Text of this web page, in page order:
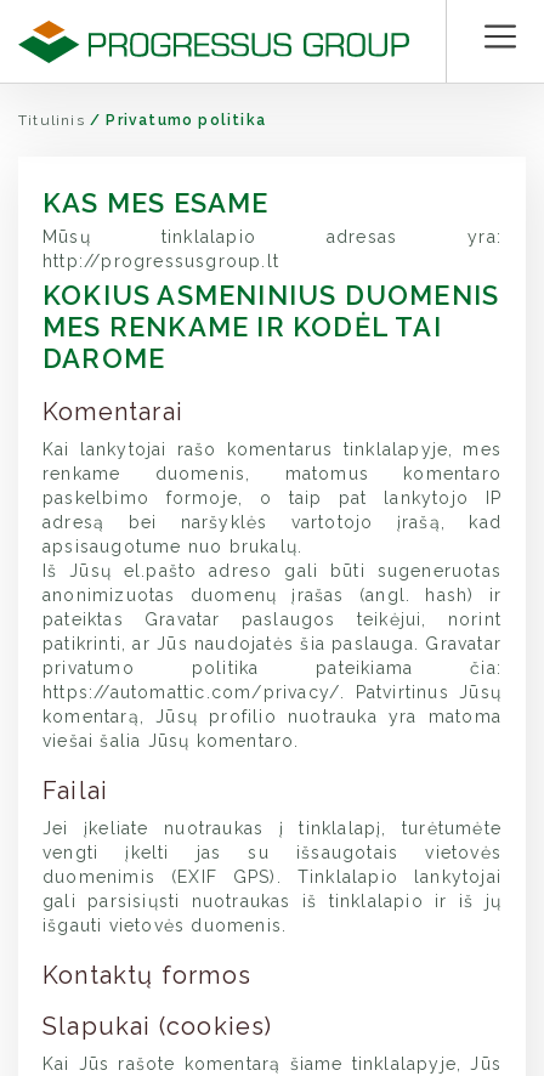
Titulinis / Privatumo politika
KAS MES ESAME
Mūsų tinklalapio adresas yra:
http://progressusgroup.lt
KOKIUS ASMENINIUS DUOMENIS
MES RENKAME IR KODĖL TAI
DAROME
Komentarai
Kai lankytojai rašo komentarus tinklalapyje, mes
renkame duomenis, matomus komentaro
paskelbimo formoje, o taip pat lankytojo IP
adresą bei naršyklės vartotojo įrašą, kad
apsisaugotume nuo brukalų.
Iš Jūsų el.pašto adreso gali būti sugeneruotas
anonimizuotas duomenų įrašas (angl. hash) ir
pateiktas Gravatar paslaugos teikėjui, norint
patikrinti, ar Jūs naudojatės šia paslauga. Gravatar
privatumo politika pateikiama čia:
https://automattic.com/privacy/. Patvirtinus Jūsų
komentarą, Jūsų profilio nuotrauka yra matoma
viešai šalia Jūsų komentaro.
Failai
Jei įkeliate nuotraukas į tinklalapį, turėtumėte
vengti įkelti jas su išsaugotais vietovės
duomenimis (EXIF GPS). Tinklalapio lankytojai
gali parsisiųsti nuotraukas iš tinklalapio ir iš jų
išgauti vietovės duomenis.
Kontaktų formos
Slapukai (cookies)
Kai Jūs rašote komentarą šiame tinklalapyje, Jūs